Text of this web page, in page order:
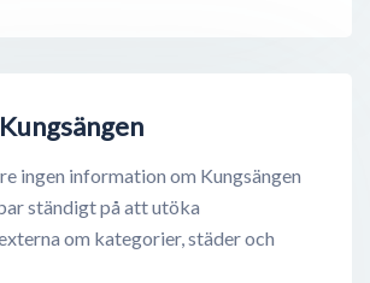
ingen information om Kungsängen
ständigt på att utöka
om kategorier, städer och